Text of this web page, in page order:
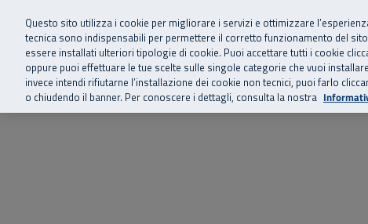
Vai al menu principale
Vai al contenuto principale
Vai al Footer
SuperAbile - il Contact Center Inail per il mondo della disabilità
Home Chi siamo Storie, news ed
Questo sito utilizza i cookie per migliorare i servizi e ottimizzare
tecnica sono indispensabili per permettere il corretto funzionamento del
essere installati ulteriori tipologie di cookie. Puoi accettare tutti i cookie
oppure puoi effettuare le tue scelte sulle singole categorie che vuoi installare,
invece intendi rifiutarne l’installazione dei cookie non tecnici, puoi farlo
o chiudendo il banner. Per conoscere i dettagli, consulta la nostra